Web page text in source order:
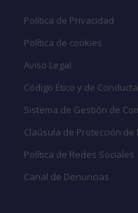
Política de Privacidad
Política de cookies
Aviso Legal
Código Ético y de Conducta
Sistema de Gestión de
Claúsula de Protección de
Política de Redes Sociales
Canal de Denuncias